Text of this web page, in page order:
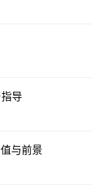
导
与前景